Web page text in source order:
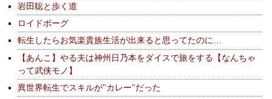
岩田聡と歩く道
ロイドボーグ
転生したらお気楽貴族生活が出来ると思ってたのに…
【あんこ】やる夫は神州日乃本をダイスで旅をする【なんちゃ
って武侠モノ】
異世界転生でスキルが"カレー"だった